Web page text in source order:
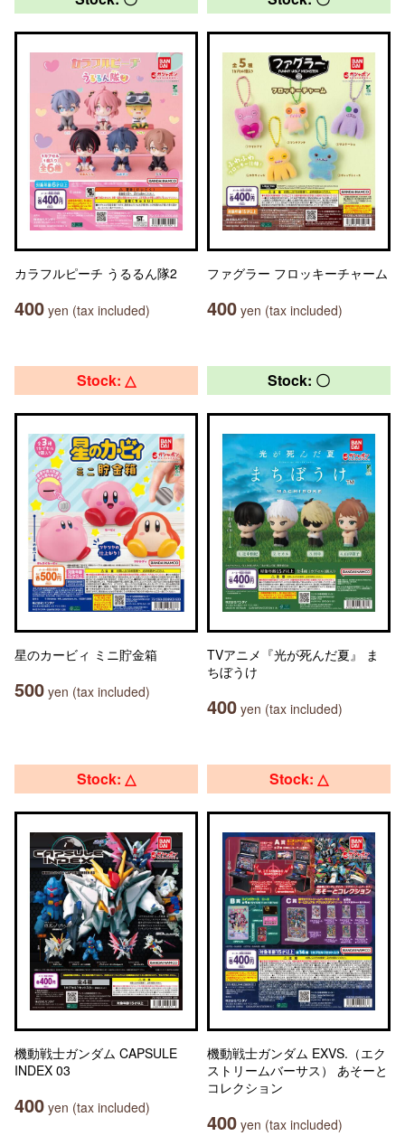
カラフルピーチ うるるん隊2
400 yen (tax included)
ファグラー フロッキーチャーム
400 yen (tax included)
Stock: △
星のカービィ ミニ貯金箱
500 yen (tax included)
Stock: 〇
TVアニメ『光が死んだ夏』 ま
ちぼうけ
400 yen (tax included)
Stock: △
機動戦士ガンダム CAPSULE
INDEX 03
400 yen (tax included)
Stock: △
機動戦士ガンダム EXVS.（エク
ストリームバーサス） あそーと
コレクション
400 yen (tax included)